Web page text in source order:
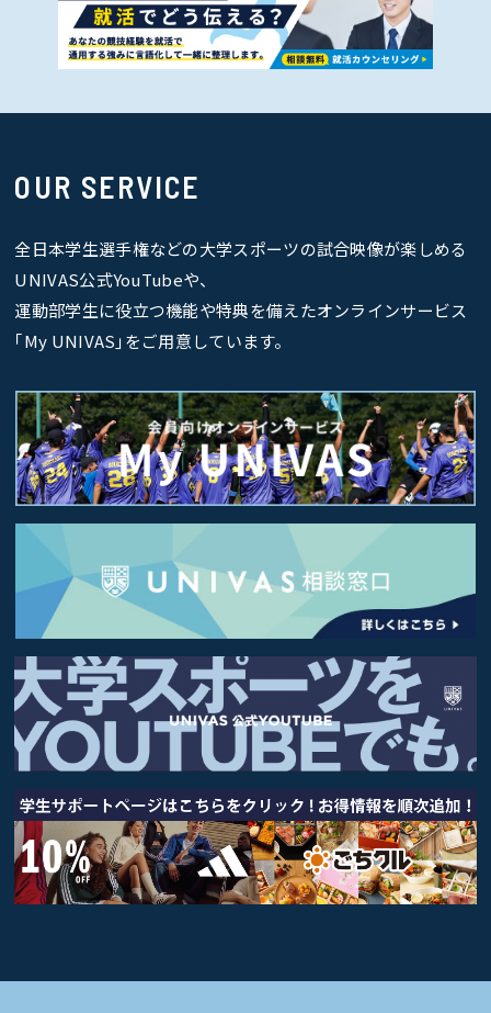
OUR SERVICE
全日本学生選手権などの大学スポーツの試合映像が楽しめる
UNIVAS公式YouTubeや、
運動部学生に役立つ機能や特典を備えたオンラインサービス
｢My UNIVAS｣をご用意しています。